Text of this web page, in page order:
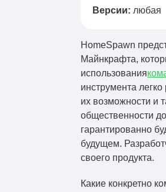
Версии: любая
HomeSpawn
Майнкрафта,
использования
инструмента
их возможности и
общественности
гарантированно
будущем.
своего продукта.
Какие конкретно